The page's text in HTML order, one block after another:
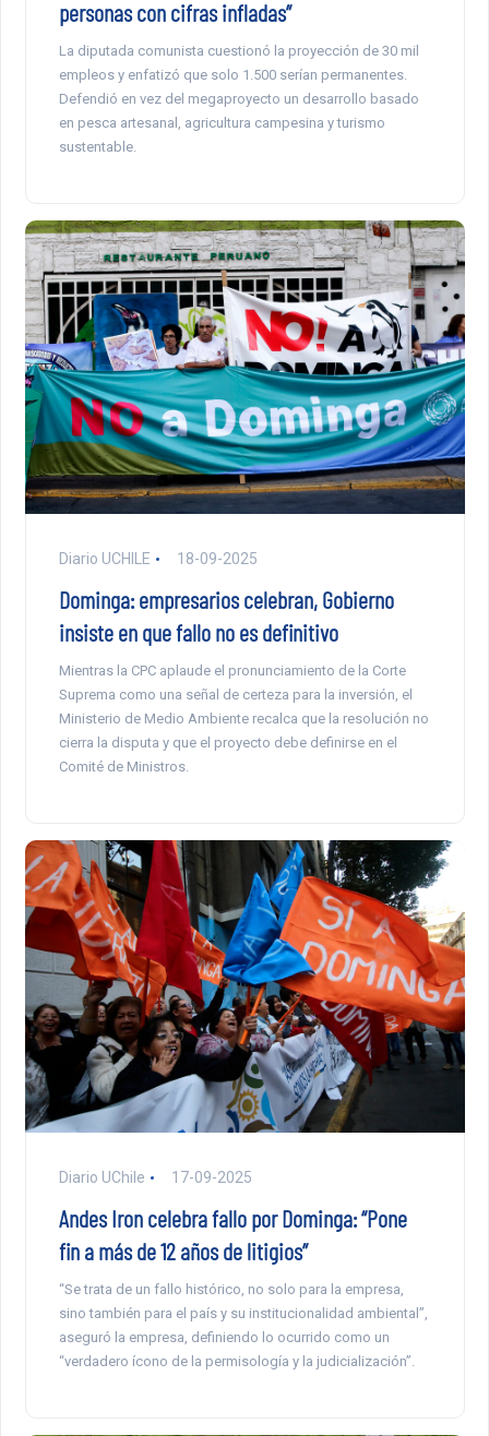
personas con cifras infladas”
La diputada comunista cuestionó la proyección de 30 mil
empleos y enfatizó que solo 1.500 serían permanentes.
Defendió en vez del megaproyecto un desarrollo basado
en pesca artesanal, agricultura campesina y turismo
sustentable.
Diario UCHILE 18-09-2025
Dominga: empresarios celebran, Gobierno
insiste en que fallo no es definitivo
Mientras la CPC aplaude el pronunciamiento de la Corte
Suprema como una señal de certeza para la inversión, el
Ministerio de Medio Ambiente recalca que la resolución no
cierra la disputa y que el proyecto debe definirse en el
Comité de Ministros.
Diario UChile 17-09-2025
Andes Iron celebra fallo por Dominga: “Pone
fin a más de 12 años de litigios”
“Se trata de un fallo histórico, no solo para la empresa,
sino también para el país y su institucionalidad ambiental”,
aseguró la empresa, definiendo lo ocurrido como un
“verdadero ícono de la permisología y la judicialización”.